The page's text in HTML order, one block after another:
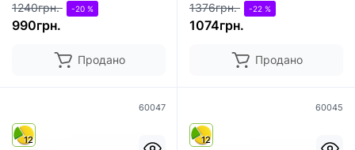
1240грн. -20 %
990грн.
Продано
1376грн. -22 %
1074грн.
Продано
60047
12
60045
12